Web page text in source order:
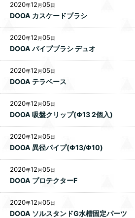
2020年12 月05日
DOOA カスケードブラシ
2020年12 月05日
DOOA パイプブラシ デュオ
2020年12 月05日
DOOA テラベース
2020年12 月05日
DOOA 吸盤クリップ(Φ13 2個入)
2020年12 月05日
DOOA 異径パイプ(Φ13/Φ10)
2020年12 月05日
DOOA プロテクターF
2020年12 月05日
DOOA ソルスタンドG水槽固定パーツ